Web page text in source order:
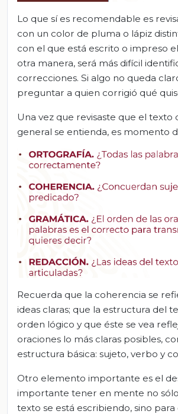
Lo que sí es recomendable es
con un color de pluma o lápiz
con el que está escrito o impreso
otra manera, será más difícil
correcciones. Si algo no queda
preguntar a quien corrigió qué
Una vez que revisaste que el texto
general se entienda, es momento
Recuerda que la coherencia se
ideas claras; que la estructura del
orden lógico y que éste se vea
oraciones lo más claras posibles,
estructura básica: sujeto, verbo y
Otro elemento importante es el
importante tener en mente no
texto se está escribiendo, sino